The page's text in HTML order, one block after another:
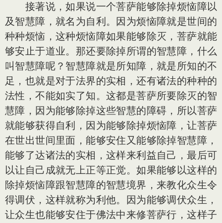
接著说，如果说一个菩萨能够除掉烦恼障以
及智慧障，就名为自利。因为烦恼障就是世间的
种种烦恼，这种烦恼障如果能够除灭，菩萨就能
够安止于道业。那还要除掉所谓的智慧障，什么
叫智慧障呢？智慧障就是所知障，就是所知的不
足，也就是对于法界的实相，还有诸法的种种的
法性，不能如实了知。这都是菩萨所要除灭的智
慧障，因为能够除掉这些智慧的障碍，所以菩萨
就能够获得自利，因为能够除掉烦恼障，让菩萨
在世出世间里面，能够安住又能够除掉智慧障，
能够了达诸法的实相，这样来利益自己，最后可
以让自己成就无上正等正觉。如果能够以这样的
除掉烦恼障跟智慧障的智慧境界，来教化众生令
得调伏，这样就称为利他。因为能够调伏众生，
让众生也能够安住于佛法中来修菩萨行，这样子